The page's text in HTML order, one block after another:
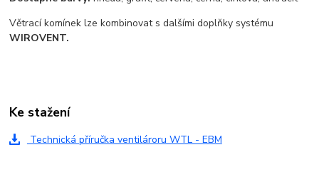
Větrací komínek lze kombinovat s dalšími doplňky systému
WIROVENT.
Ke stažení
Technická příručka ventilároru WTL - EBM